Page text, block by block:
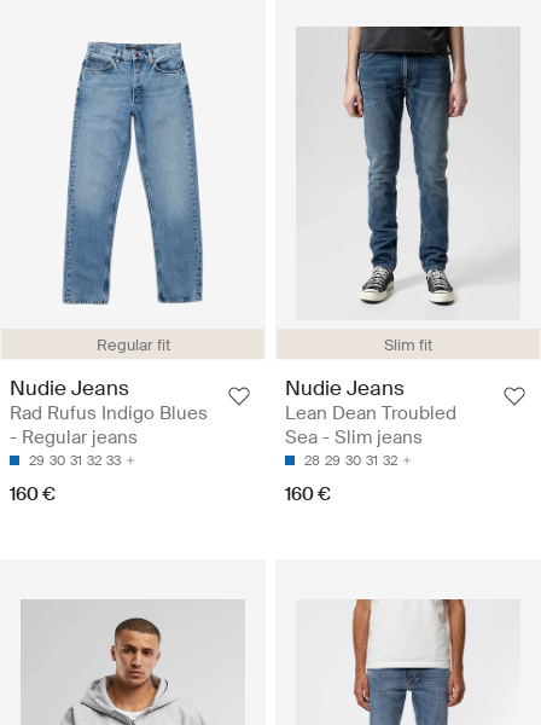
Regular fit
Nudie Jeans
Rad Rufus Indigo Blues
- Regular jeans
29 30 31 32 33
160 €
Slim fit
Nudie Jeans
Lean Dean Troubled
Sea - Slim jeans
28 29 30 31 32
160 €